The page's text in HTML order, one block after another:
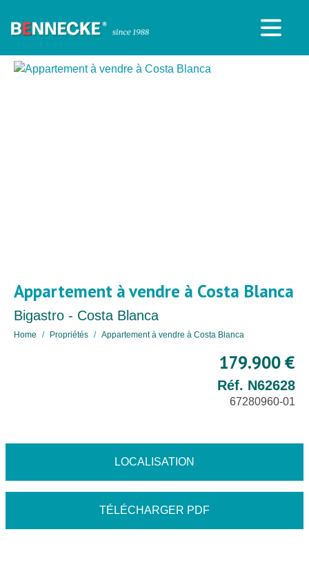
Appartement à vendre à Costa Blanca
Bigastro - Costa Blanca
Home Propriétés Appartement à vendre à Costa Blanca
179.900 €
Réf. N62628
67280960-01
LOCALISATION
TÉLÉCHARGER PDF